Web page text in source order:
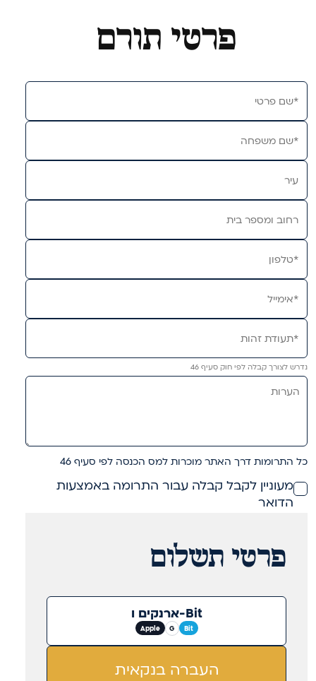
פרטי תשלום
ארנקים ו-Bit
Apple G Bit
העברה בנקאית
פרטי תורם
נדרש לצורך קבלה לפי חוק סעיף 46
כל התרומות דרך האתר מוכרות למס הכנסה לפי סעיף 46
מעוניין לקבל קבלה עבור התרומה באמצעות
הדואר